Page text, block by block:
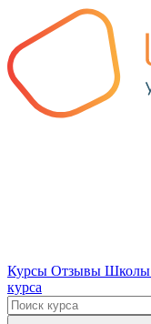
Курсы Отзывы Школы
курса